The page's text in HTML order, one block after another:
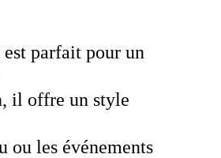
parfait pour un
il offre un style
ou les événements